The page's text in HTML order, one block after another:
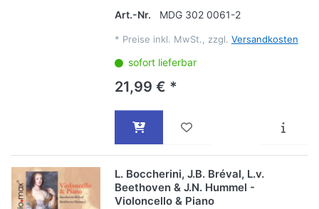
Art.-Nr.
MDG 302 0061-2
* Preise inkl. MwSt., zzgl. Versandkosten
sofort lieferbar
21,99 € *
L. Boccherini, J.B. Bréval, L.v.
Beethoven & J.N. Hummel -
Violoncello & Piano